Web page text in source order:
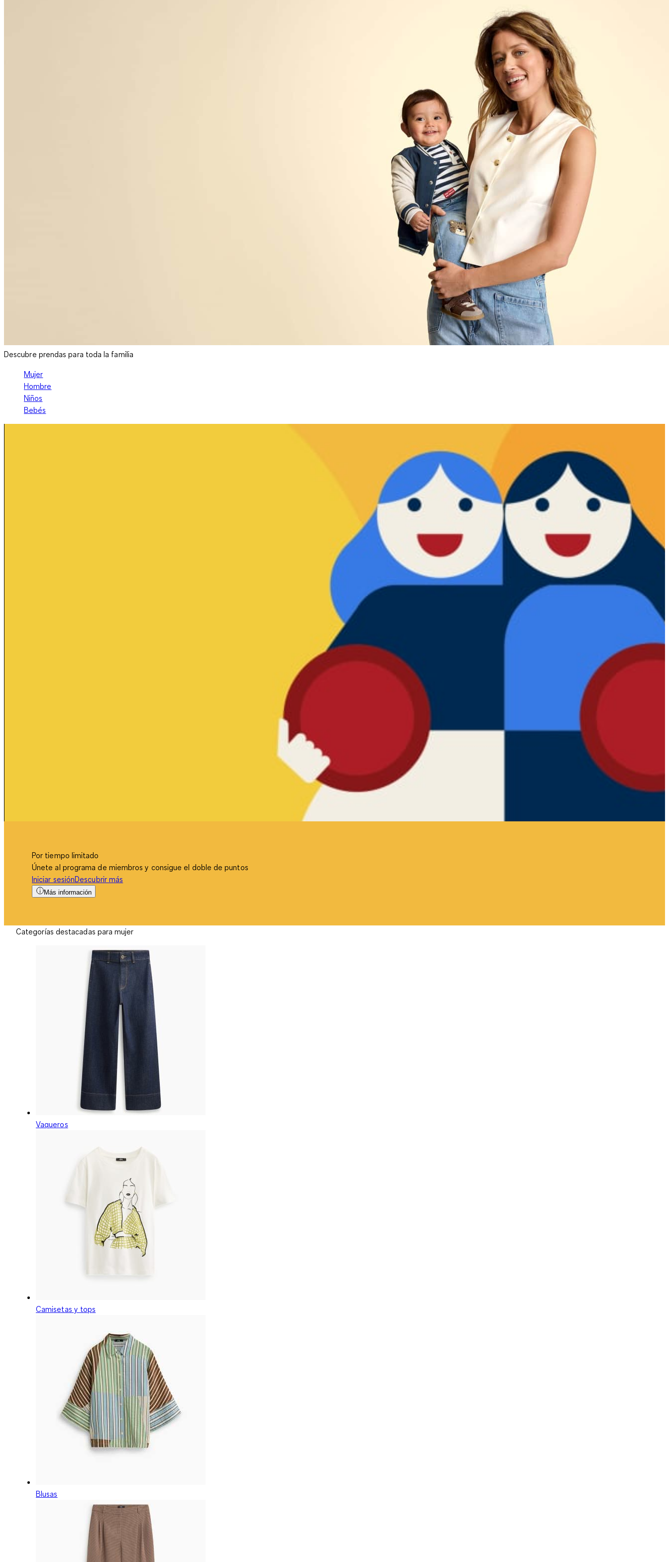
Descubre prendas para toda la familia
Mujer
Hombre
Niños
Bebés
Por tiempo limitado
Únete al programa de miembros y consigue el doble de puntos
Iniciar sesiónDescubrir más
Más información
Categorías destacadas para mujer
Vaqueros
Camisetas y tops
Blusas